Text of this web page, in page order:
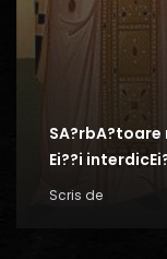
SA?rbA?toare
Ei??i
Scris de